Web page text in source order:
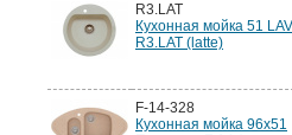
R3.LAT
Кухонная мойка 51
R3.LAT (latte)
F-14-328
Кухонная мойка 96х51